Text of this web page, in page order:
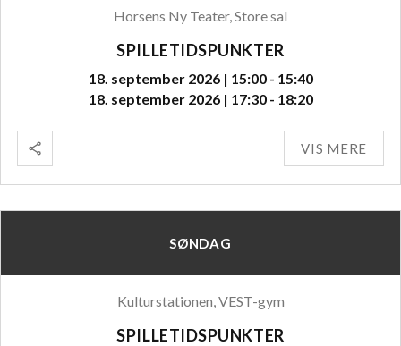
Horsens Ny Teater, Store sal
SPILLETIDSPUNKTER
18. september 2026 | 15:00 - 15:40
18. september 2026 | 17:30 - 18:20
VIS MERE
SØNDAG
Kulturstationen, VEST-gym
SPILLETIDSPUNKTER